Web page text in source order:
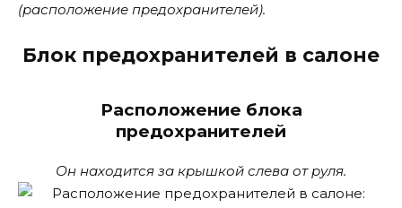
(расположение предохранителей).
Блок предохранителей в салоне
Расположение блока
предохранителей
Он находится за крышкой слева от руля.